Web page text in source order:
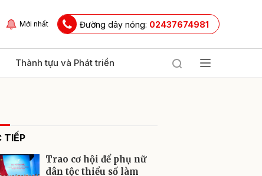
Mới nhất Đường dây nóng: 02437674981
Thành tựu và Phát triển
TIẾP
Trao cơ hội để phụ nữ
dân tộc thiểu số làm